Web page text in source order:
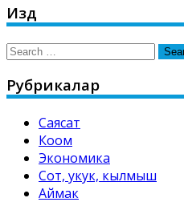
Издөө
Search
Рубрикалар
Саясат
Коом
Экономика
Сот, укук, кылмыш
Аймак